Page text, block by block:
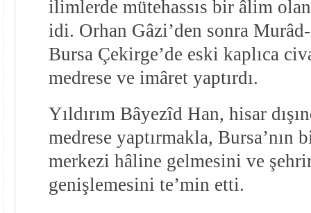
ilimlerde mütehassıs bir âlim
idi. Orhan Gâzi’den sonra
Bursa Çekirge’de eski kaplıca
medrese ve imâret yaptırdı.
Yıldırım Bâyezîd Han, hisar
medrese yaptırmakla,
merkezi hâline gelmesini ve
genişlemesini te’min etti.